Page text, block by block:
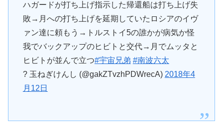
ハガードが打ち上げ指示した帰還船は打ち上げ失
敗→月への打ち上げを延期していたロシアのイヴ
ァン達に頼もう→トルストイ5の誰かが病気か怪
我でバックアップのヒビトと交代→月でムッタと
ヒビトが並んで立つ#宇宙兄弟 #南波六太
? 玉ねぎけんし (@gakZTvzhPDWrecA) 2018年4
月12日